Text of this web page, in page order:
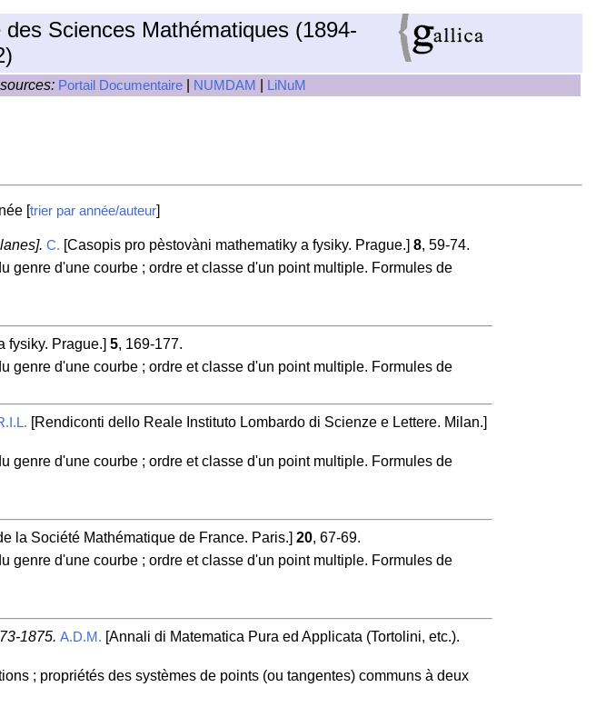
Sciences Mathématiques (1894-
Portail Documentaire NUMDAM LiNuM
[trier par année/auteur]
C. [Casopis pro pèstovàni mathematiky a fysiky. Prague.] 8, 59-74.
d'une courbe ; ordre et classe d'un point multiple. Formules de
fysiky. Prague.] 5, 169-177.
d'une courbe ; ordre et classe d'un point multiple. Formules de
[Rendiconti dello Reale Instituto Lombardo di Scienze e Lettere. Milan.]
d'une courbe ; ordre et classe d'un point multiple. Formules de
la Société Mathématique de France. Paris.] 20, 67-69.
d'une courbe ; ordre et classe d'un point multiple. Formules de
1875. A.D.M. [Annali di Matematica Pura ed Applicata (Tortolini, etc.).
; propriétés des systèmes de points (ou tangentes) communs à deux